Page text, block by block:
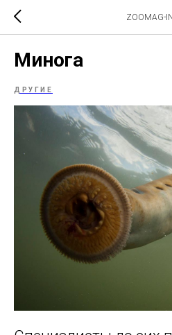
ZOOMAG-
Минога
ДРУГИЕ